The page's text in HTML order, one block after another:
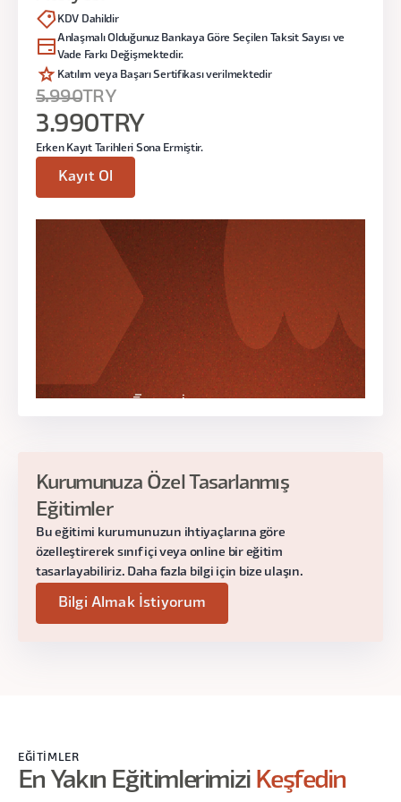
Visual Studio Code ve Eklentilerin Kurulumu
Gün:4 Ağustos Pazartesi
Saat:19.00 - 21.00
Figma ile HTML ve CSS Workshop I
Figma’da Responsive Layout Grid Kullanımı
Negative Space’in Önemi ve Margin-Padding
Kullanımı
Variable ve Token kullanarak spacing(boşluk)
Sistemi Oluşturma
Figmada oluşturulan değişkenlerin ve
token’ların CSS’de tanımlanması
Responsive Text Kullanımı
Figma ile HTML ve CSS Workshop II
Figma’da Derinlemesine Auto Layout Kullanımı
KDV Dahildir
Anlaşmalı Olduğunuz Bankaya Göre Seçilen Taksit Sayısı ve
Vade Farkı Değişmektedir.
Katılım veya Başarı Sertifikası verilmektedir
5.990 TRY
3.990 TRY
Erken Kayıt Tarihleri Sona Ermiştir.
Kayıt Ol
Kurumunuza Özel Tasarlanmış
Eğitimler
Bu eğitimi kurumunuzun ihtiyaçlarına göre
özelleştirerek sınıf içi veya online bir eğitim
tasarlayabiliriz. Daha fazla bilgi için bize ulaşın.
Bilgi Almak İstiyorum
EĞITIMLER
En Yakın Eğitimlerimizi Keşfedin